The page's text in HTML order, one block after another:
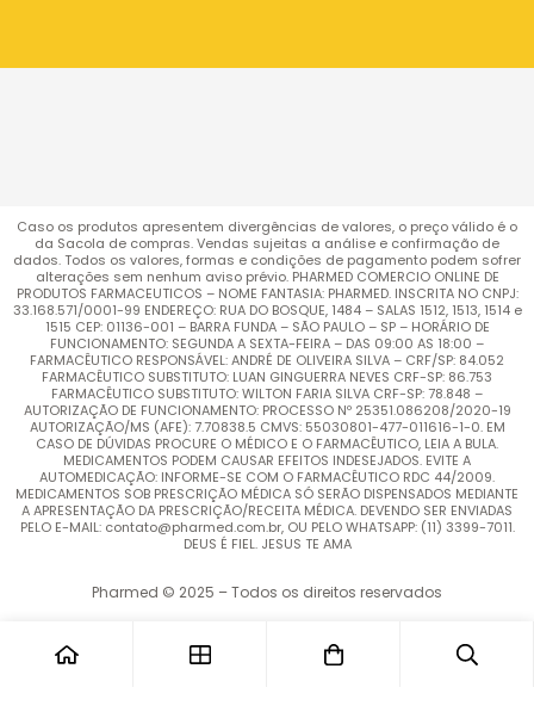
Caso os produtos apresentem divergências de valores, o preço válido é o
da Sacola de compras. Vendas sujeitas a análise e confirmação de
dados. Todos os valores, formas e condições de pagamento podem sofrer
alterações sem nenhum aviso prévio. PHARMED COMERCIO ONLINE DE
PRODUTOS FARMACEUTICOS – NOME FANTASIA: PHARMED. INSCRITA NO CNPJ:
33.168.571/0001-99 ENDEREÇO: RUA DO BOSQUE, 1484 – SALAS 1512, 1513, 1514 e
1515 CEP: 01136-001 – BARRA FUNDA – SÃO PAULO – SP – HORÁRIO DE
FUNCIONAMENTO: SEGUNDA A SEXTA-FEIRA – DAS 09:00 AS 18:00 –
FARMACÊUTICO RESPONSÁVEL: ANDRÉ DE OLIVEIRA SILVA – CRF/SP: 84.052
FARMACÊUTICO SUBSTITUTO: LUAN GINGUERRA NEVES CRF-SP: 86.753
FARMACÊUTICO SUBSTITUTO: WILTON FARIA SILVA CRF-SP: 78.848 –
AUTORIZAÇÃO DE FUNCIONAMENTO: PROCESSO Nº 25351.086208/2020-19
AUTORIZAÇÃO/MS (AFE): 7.70838.5 CMVS: 55030801-477-011616-1-0. EM
CASO DE DÚVIDAS PROCURE O MÉDICO E O FARMACÊUTICO, LEIA A BULA.
MEDICAMENTOS PODEM CAUSAR EFEITOS INDESEJADOS. EVITE A
AUTOMEDICAÇÃO: INFORME-SE COM O FARMACÊUTICO RDC 44/2009.
MEDICAMENTOS SOB PRESCRIÇÃO MÉDICA SÓ SERÃO DISPENSADOS MEDIANTE
A APRESENTAÇÃO DA PRESCRIÇÃO/RECEITA MÉDICA. DEVENDO SER ENVIADAS
PELO E-MAIL: contato@pharmed.com.br, OU PELO WHATSAPP: (11) 3399-7011.
DEUS É FIEL. JESUS TE AMA
Pharmed © 2025 – Todos os direitos reservados